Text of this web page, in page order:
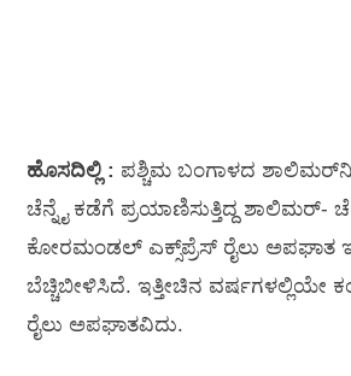
ಹೊಸದಿಲ್ಲಿ : ಪಶ್ಚಿಮ ಬಂಗಾಳದ
ಚೆನ್ನೈ ಕಡೆಗೆ ಪ್ರಯಾಣಿಸುತ್ತಿದ್ದ ಶಾಲಿಮರ್-
ಕೋರಮಂಡಲ್ ಎಕ್ಸ್‌ಪ್ರೆಸ್ ರೈಲು ಅಪಘಾತ
ಬೆಚ್ಚಿಬೀಳಿಸಿದೆ. ಇತ್ತೀಚಿನ ವರ್ಷಗಳಲ್ಲಿಯೇ
ರೈಲು ಅಪಘಾತವಿದು.